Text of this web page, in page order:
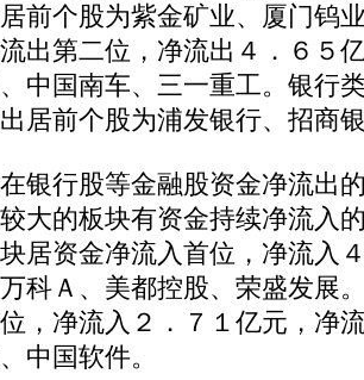
前个股为紫金矿业、厦门钨
出第二位，净流出４．６５
中国南车、三一重工。银行
居前个股为浦发银行、招商
行股等金融股资金净流出
大的板块有资金持续净流入
居资金净流入首位，净流入
科Ａ、美都控股、荣盛发展
，净流入２．７１亿元，净
中国软件。